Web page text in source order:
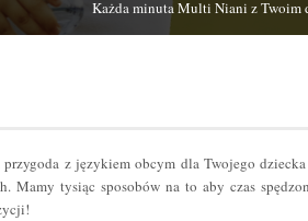
Każda minuta Multi Niani z Twoim
z językiem obcym dla Twojego
Mamy tysiąc sposobów na to aby czas